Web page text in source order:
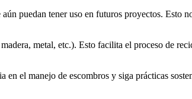
puedan tener uso en futuros proyectos. Esto
metal, etc.). Esto facilita el proceso de
en el manejo de escombros y siga prácticas